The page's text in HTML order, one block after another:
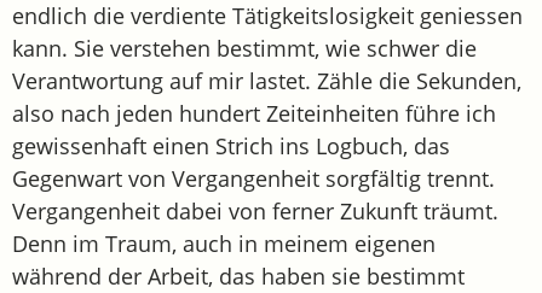
endlich die verdiente Tätigkeitslosigkeit geniessen
kann. Sie verstehen bestimmt, wie schwer die
Verantwortung auf mir lastet. Zähle die Sekunden,
also nach jeden hundert Zeiteinheiten führe ich
gewissenhaft einen Strich ins Logbuch, das
Gegenwart von Vergangenheit sorgfältig trennt.
Vergangenheit dabei von ferner Zukunft träumt.
Denn im Traum, auch in meinem eigenen
während der Arbeit, das haben sie bestimmt